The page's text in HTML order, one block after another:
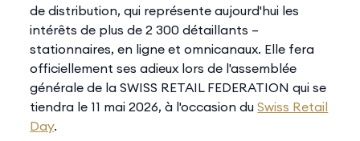
de distribution, qui représente aujourd'hui les
intérêts de plus de 2 300 détaillants –
stationnaires, en ligne et omnicanaux. Elle fera
officiellement ses adieux lors de l'assemblée
générale de la SWISS RETAIL FEDERATION qui se
tiendra le 11 mai 2026, à l'occasion duSwiss Retail
Day.